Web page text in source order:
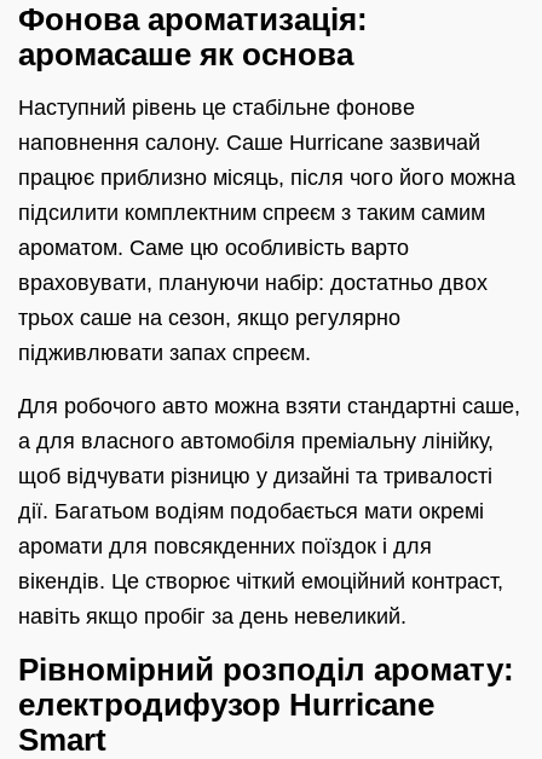
Фонова ароматизація:
аромасаше як основа
Наступний рівень це стабільне фонове
наповнення салону. Саше Hurricane зазвичай
працює приблизно місяць, після чого його можна
підсилити комплектним спреєм з таким самим
ароматом. Саме цю особливість варто
враховувати, плануючи набір: достатньо двох
трьох саше на сезон, якщо регулярно
підживлювати запах спреєм.
Для робочого авто можна взяти стандартні саше,
а для власного автомобіля преміальну лінійку,
щоб відчувати різницю у дизайні та тривалості
дії. Багатьом водіям подобається мати окремі
аромати для повсякденних поїздок і для
вікендів. Це створює чіткий емоційний контраст,
навіть якщо пробіг за день невеликий.
Рівномірний розподіл аромату:
електродифузор Hurricane
Smart